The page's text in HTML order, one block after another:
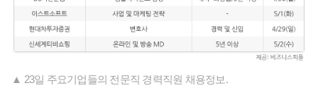
▲ 23일 주요기업들의 전문직 경력직원 채용정보.